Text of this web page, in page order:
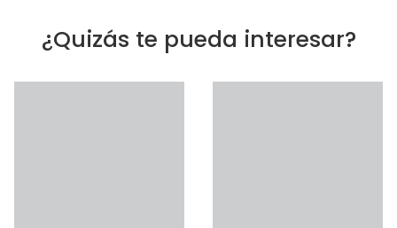
¿Quizás te pueda interesar?